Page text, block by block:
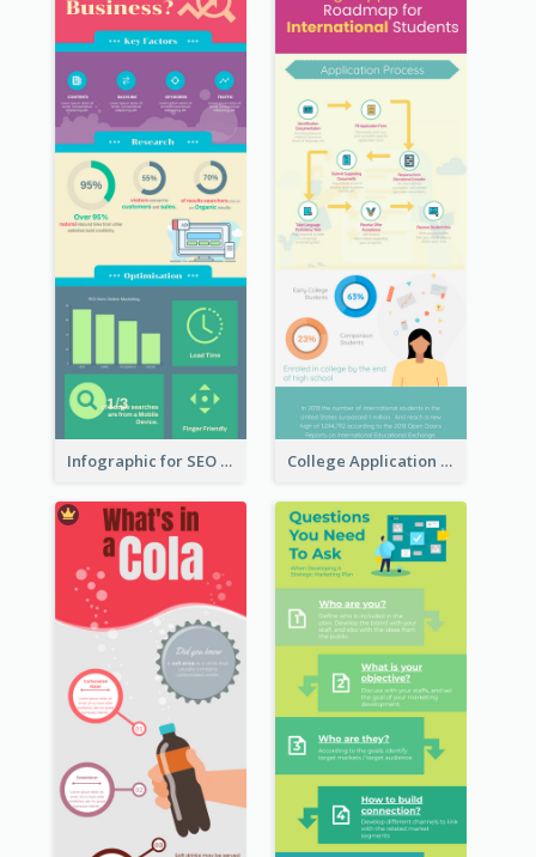
Infographic for SEO Marketing College Application Roadmap Infographic